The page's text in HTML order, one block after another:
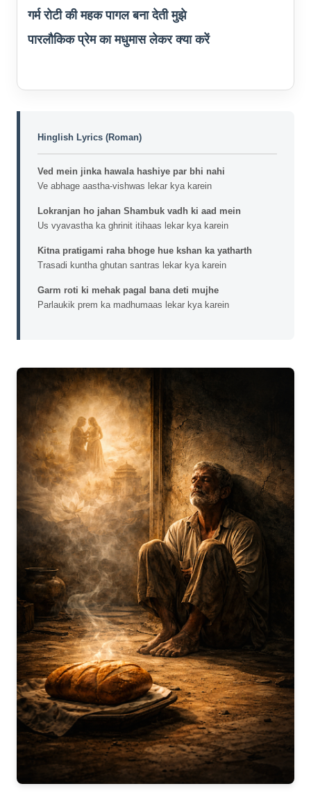
गर्म रोटी की महक पागल बना देती मुझे
पारलौकिक प्रेम का मधुमास लेकर क्या करें
Hinglish Lyrics (Roman)
Ved mein jinka hawala hashiye par bhi nahi
Ve abhage aastha-vishwas lekar kya karein
Lokranjan ho jahan Shambuk vadh ki aad mein
Us vyavastha ka ghrinit itihaas lekar kya karein
Kitna pratigami raha bhoge hue kshan ka yatharth
Trasadi kuntha ghutan santras lekar kya karein
Garm roti ki mehak pagal bana deti mujhe
Parlaukik prem ka madhumaas lekar kya karein